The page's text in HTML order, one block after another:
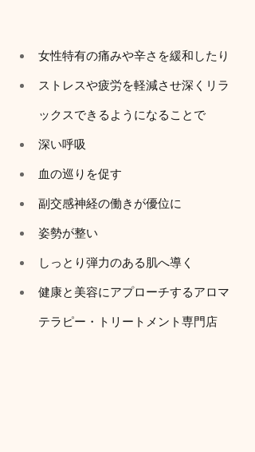
女性特有の痛みや辛さを緩和したり
ストレスや疲労を軽減させ深くリラ
ックスできるようになることで
深い呼吸
血の巡りを促す
副交感神経の働きが優位に
姿勢が整い
しっとり弾力のある肌へ導く
健康と美容にアプローチするアロマ
テラピー・トリートメント専門店